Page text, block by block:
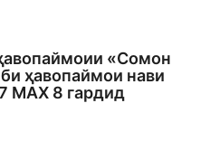
«Сомон
ҳавопаймои нави
MAX 8 гардид